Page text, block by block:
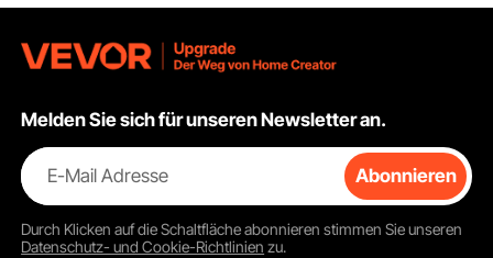
Melden Sie sich für unseren Newsletter an.
E-Mail Adresse Abonnieren
Durch Klicken auf die Schaltflächeabonnieren stimmen Sie unseren
Datenschutz- und Cookie-Richtlinien zu.